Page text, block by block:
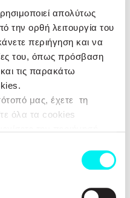
απολύτως
την ορθή λειτουργία του
περιήγηση και να
του, όπως πρόσβαση
τις παρακάτω
μας, έχετε τη
όλα τα cookies
συγκεκριμένα
Επιλεγμένων"). Για